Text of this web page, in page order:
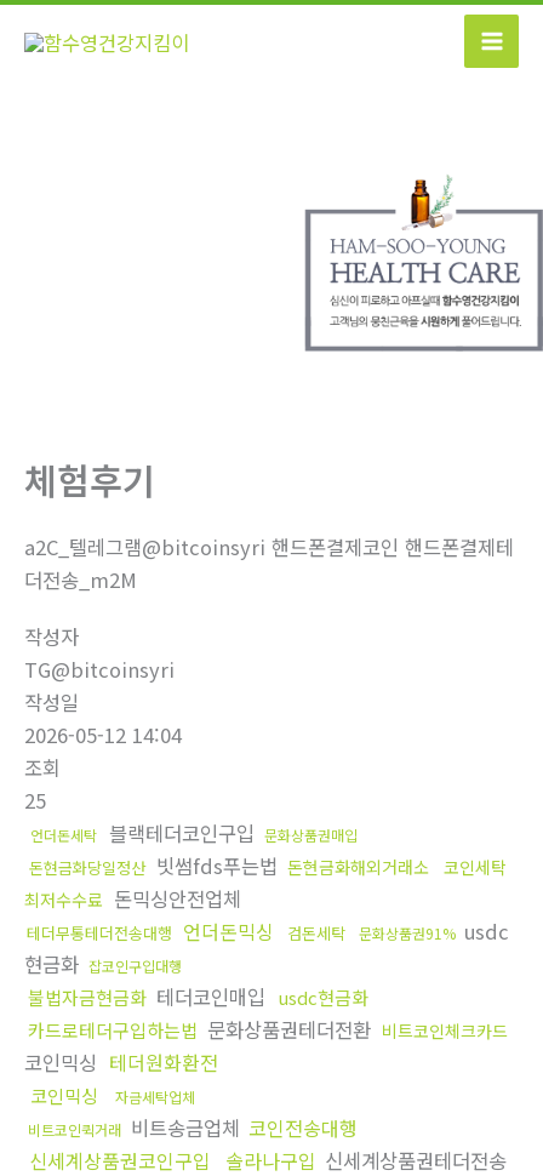
콘
체험후기
a2C_텔레그램@bitcoinsyri 핸드폰결제코인 핸드폰결제테
더전송_m2M
작성자
TG@bitcoinsyri
작성일
2026-05-12 14:04
조회
25
언더돈세탁 블랙테더코인구입 문화상품권매입
돈현금화당일정산 빗썸fds푸는법 돈현금화해외거래소 코인세탁
최저수수료 돈믹싱안전업체
테더무통테더전송대행 언더돈믹싱 검돈세탁 문화상품권91% usdc
현금화 잡코인구입대행
불법자금현금화 테더코인매입
usdc현금화
카드로테더구입하는법 문화상품권테더전환 비트코인체크카드
코인믹싱 테더원화환전
코인믹싱
자금세탁업체
비트코인퀵거래 비트송금업체 코인전송대행
신세계상품권코인구입
솔라나구입 신세계상품권테더전송